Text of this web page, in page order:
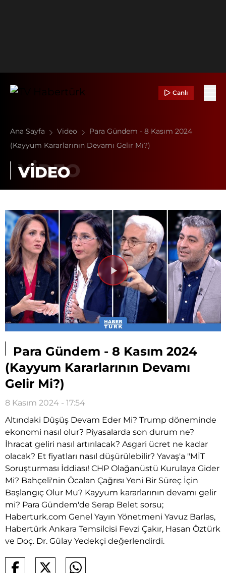
Canlı
Ana Sayfa Video
Para Gündem - 8 Kasım 2024
(Kayyum Kararlarının Devamı Gelir Mi?)
VİDEO
Videoyu
Oynat
Para Gündem - 8 Kasım 2024
(Kayyum Kararlarının Devamı
Gelir Mi?)
8 Kasım 2024 - 17:54
Altındaki Düşüş Devam Eder Mi? Trump döneminde
ekonomi nasıl olur? Piyasalarda son durum ne?
İhracat geliri nasıl artırılacak? Asgari ücret ne kadar
olacak? Et fiyatları nasıl düşürülebilir? Yavaş'a "MİT
Soruşturması İddiası! CHP Olağanüstü Kurulaya Gider
Mi? Bahçeli'nin Öcalan Çağrısı Yeni Bir Süreç İçin
Başlangıç Olur Mu? Kayyum kararlarının devamı gelir
mi? Para Gündem'de Serap Belet sorsu;
Haberturk.com Genel Yayın Yönetmeni Yavuz Barlas,
Habertürk Ankara Temsilcisi Fevzi Çakır, Hasan Öztürk
ve Doç. Dr. Gülay Yedekçi değerlendirdi.